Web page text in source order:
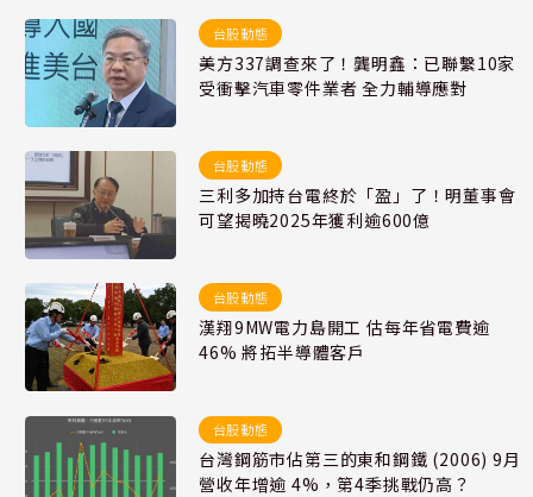
台股動態
美方337調查來了！龔明鑫：已聯繫10家
受衝擊汽車零件業者 全力輔導應對
台股動態
三利多加持台電終於「盈」了！明董事會
可望揭曉2025年獲利逾600億
台股動態
漢翔9MW電力島開工 估每年省電費逾
46% 將拓半導體客戶
台股動態
台灣鋼筋市佔第三的東和鋼鐵 (2006) 9月
營收年增逾 4%，第4季挑戰仍高？